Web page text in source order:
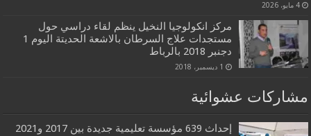
4 مايو، 2026
مركز انكولوجيا النخيل ينظم لقاء دراسي حول
مستجدات علاج السرطان بالاشعة الحديتة اليوم 1
دجنبر 2018 بالرباط
1 ديسمبر، 2018
مشاركات عشوائية
إحداث 639 مؤسسة تعليمية جديدة بين 2017 و2021